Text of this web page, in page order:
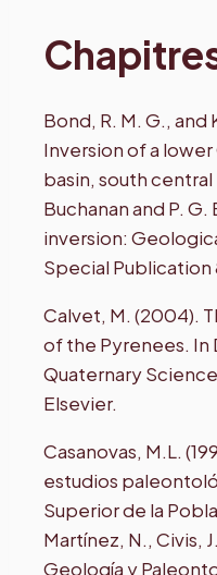
Bond, R. M. G., and
Inversion of a
basin, south central
Buchanan and P.
inversion:
Special Publication
Calvet, M. (2004).
of the Pyrenees.
Quaternary
Elsevier.
Casanovas, M.L.
estudios
Superior de la
Martínez, N., Civis,
Geología y